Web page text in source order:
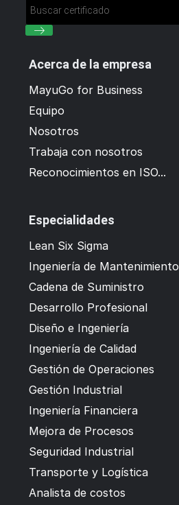
Acerca de la empresa
MayuGo for Business
Equipo
Nosotros
Trabaja con nosotros
Reconocimientos en ISO...
Especialidades
Lean Six Sigma
Ingeniería de Mantenimiento
Cadena de Suministro
Desarrollo Profesional
Diseño e Ingeniería
Ingeniería de Calidad
Gestión de Operaciones
Gestión Industrial
Ingeniería Financiera
Mejora de Procesos
Seguridad Industrial
Transporte y Logística
Analista de costos